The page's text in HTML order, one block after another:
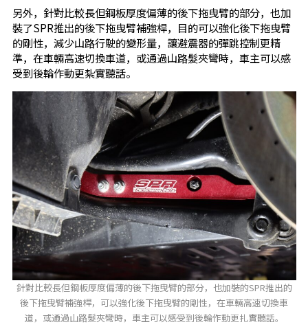
另外，針對比較長但鋼板厚度偏薄的後下拖曳臂的部分，也加
裝了SPR推出的後下拖曳臂補強桿，目的可以強化後下拖曳臂
的剛性，減少山路行駛的變形量，讓避震器的彈跳控制更精
準，在車輛高速切換車道，或通過山路髮夾彎時，車主可以感
受到後輪作動更紮實聽話。
針對比較長但鋼板厚度偏薄的後下拖曳臂的部分，也加裝的SPR推出的
後下拖曳臂補強桿，可以強化後下拖曳臂的剛性，在車輛高速切換車
道，或通過山路髮夾彎時，車主可以感受到後輪作動更扎實聽話。